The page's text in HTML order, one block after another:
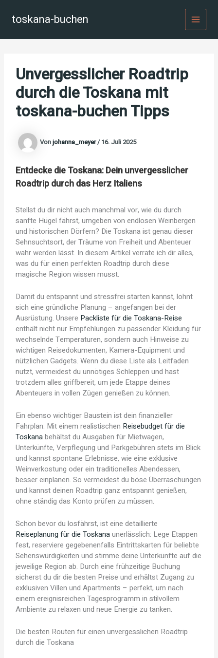
Inhalt
springentoskana-buchen
Unvergesslicher Roadtrip
durch die Toskana mit
toskana-buchen Tipps
Vonjohanna_meyer/16. Juli 2025
Entdecke die Toskana: Dein unvergesslicher
Roadtrip durch das Herz Italiens
Stellst du dir nicht auch manchmal vor, wie du durch
sanfte Hügel fährst, umgeben von endlosen Weinbergen
und historischen Dörfern? Die Toskana ist genau dieser
Sehnsuchtsort, der Träume von Freiheit und Abenteuer
wahr werden lässt. In diesem Artikel verrate ich dir alles,
was du für einen perfekten Roadtrip durch diese
magische Region wissen musst.
Damit du entspannt und stressfrei starten kannst, lohnt
sich eine gründliche Planung – angefangen bei der
Ausrüstung. Unsere Packliste für die Toskana-Reise
enthält nicht nur Empfehlungen zu passender Kleidung für
wechselnde Temperaturen, sondern auch Hinweise zu
wichtigen Reisedokumenten, Kamera-Equipment und
nützlichen Gadgets. Wenn du diese Liste als Leitfaden
nutzt, vermeidest du unnötiges Schleppen und hast
trotzdem alles griffbereit, um jede Etappe deines
Abenteuers in vollen Zügen genießen zu können.
Ein ebenso wichtiger Baustein ist dein finanzieller
Fahrplan: Mit einem realistischen Reisebudget für die
Toskanabehältst du Ausgaben für Mietwagen,
Unterkünfte, Verpflegung und Parkgebühren stets im Blick
und kannst spontane Erlebnisse, wie eine exklusive
Weinverkostung oder ein traditionelles Abendessen,
besser einplanen. So vermeidest du böse Überraschungen
und kannst deinen Roadtrip ganz entspannt genießen,
ohne ständig das Konto prüfen zu müssen.
Schon bevor du losfährst, ist eine detaillierte
Reiseplanung für die Toskanaunerlässlich: Lege Etappen
fest, reserviere gegebenenfalls Eintrittskarten für beliebte
Sehenswürdigkeiten und stimme deine Unterkünfte auf die
jeweilige Region ab. Durch eine frühzeitige Buchung
sicherst du dir die besten Preise und erhältst Zugang zu
exklusiven Villen und Apartments – perfekt, um nach
einem ereignisreichen Tagesprogramm in stilvollem
Ambiente zu relaxen und neue Energie zu tanken.
Die besten Routen für einen unvergesslichen Roadtrip
durch die Toskana